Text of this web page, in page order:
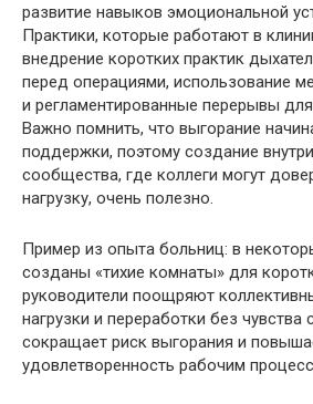
развитие навыков эмоциональной
Практики, которые работают в
внедрение коротких практик
перед операциями, использование
и регламентированные перерывы для
Важно помнить, что выгорание
поддержки, поэтому создание
сообщества, где коллеги могут
нагрузку, очень полезно.
Пример из опыта больниц: в
созданы «тихие комнаты» для
руководители поощряют
нагрузки и переработки без чувства
сокращает риск выгорания и
удовлетворенность рабочим